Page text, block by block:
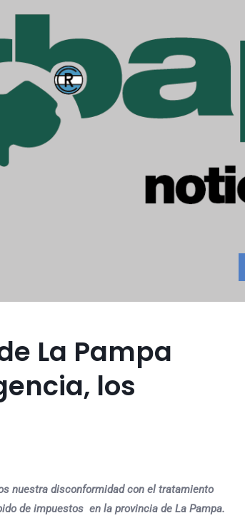
La Pampa
los
nuestra disconformidad con el tratamiento
de impuestos en la provincia de La Pampa.